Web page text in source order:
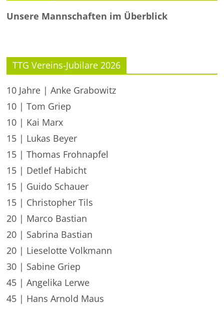
Unsere Mannschaften im Überblick
TTG Vereins-Jubilare 2026
10 Jahre | Anke Grabowitz
10 | Tom Griep
10 | Kai Marx
15 | Lukas Beyer
15 | Thomas Frohnapfel
15 | Detlef Habicht
15 | Guido Schauer
15 | Christopher Tils
20 | Marco Bastian
20 | Sabrina Bastian
20 | Lieselotte Volkmann
30 | Sabine Griep
45 | Angelika Lerwe
45 | Hans Arnold Maus